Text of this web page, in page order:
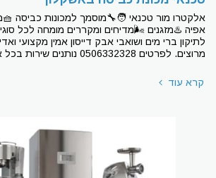
אלקטרו מור טכנאי 🧑‍🔧מוסמך למכונות כביסה
אפיה ♨מזגנים 🌬מדיחים ומקררים מומחה לכל
לתיקון ברי מים ושואבי אבק דייסון אמין מקצועי
מרוצים. לפרטים 0506332328 נותנים שירות בכל אזור במרכז!!!
קרא עוד